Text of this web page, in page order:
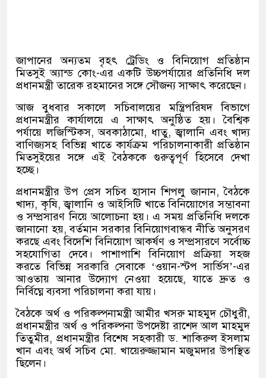
জাপানের অন্যতম বৃহৎ ট্রেডিং ও বিনিয়োগ প্রতিষ্ঠান
মিতসুই অ্যান্ড কোং-এর একটি উচ্চপর্যায়ের প্রতিনিধি দল
প্রধানমন্ত্রী তারেক রহমানের সঙ্গে সৌজন্য সাক্ষাৎ করেছেন।
আজ বুধবার সকালে সচিবালয়ের মন্ত্রিপরিষদ বিভাগে
প্রধানমন্ত্রীর কার্যালয়ে এ সাক্ষাৎ অনুষ্ঠিত হয়। বৈশ্বিক
পর্যায়ে লজিস্টিকস, অবকাঠামো, ধাতু, জ্বালানি এবং খাদ্য
বাণিজ্যসহ বিভিন্ন খাতে কার্যক্রম পরিচালনাকারী প্রতিষ্ঠান
মিতসুইয়ের সঙ্গে এই বৈঠককে গুরুত্বপূর্ণ হিসেবে দেখা
হচ্ছে।
প্রধানমন্ত্রীর উপ প্রেস সচিব হাসান শিপলু জানান, বৈঠকে
খাদ্য, কৃষি, জ্বালানি ও আইসিটি খাতে বিনিয়োগের সম্ভাবনা
ও সম্প্রসারণ নিয়ে আলোচনা হয়। এ সময় প্রতিনিধি দলকে
জানানো হয়, বর্তমান সরকার বিনিয়োগবান্ধব নীতি অনুসরণ
করছে এবং বিদেশি বিনিয়োগ আকর্ষণ ও সম্প্রসারণে সর্বোচ্চ
সহযোগিতা দেবে। পাশাপাশি বিনিয়োগ প্রক্রিয়া সহজ
করতে বিভিন্ন সরকারি সেবাকে ‘ওয়ান-স্টপ সার্ভিস’-এর
আওতায় আনার উদ্যোগ নেওয়া হয়েছে, যাতে দ্রুত ও
নির্বিঘ্নে ব্যবসা পরিচালনা করা যায়।
বৈঠকে অর্থ ও পরিকল্পনামন্ত্রী আমীর খসরু মাহমুদ চৌধুরী,
প্রধানমন্ত্রীর অর্থ ও পরিকল্পনা উপদেষ্টা রাশেদ আল মাহমুদ
তিতুমীর, প্রধানমন্ত্রীর বিশেষ সহকারী ড. শাকিরুল ইসলাম
খান এবং অর্থ সচিব মো. খায়েরুজ্জামান মজুমদার উপস্থিত
ছিলেন।